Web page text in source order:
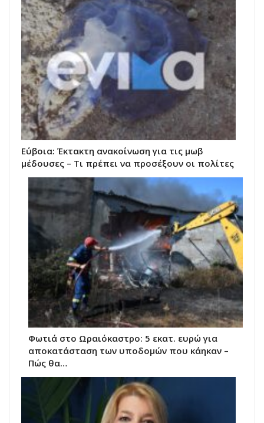
Εύβοια: Έκτακτη ανακοίνωση για τις μωβ
μέδουσες – Τι πρέπει να προσέξουν οι πολίτες
Φωτιά στο Ωραιόκαστρο: 5 εκατ. ευρώ για
αποκατάσταση των υποδομών που κάηκαν –
Πώς θα…